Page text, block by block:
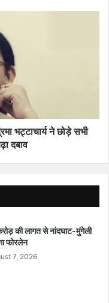
भट्टाचार्य ने छोड़े सभी
दबाव
की लागत से नांदघाट-मुंगेली
फोरलेन
7, 2026